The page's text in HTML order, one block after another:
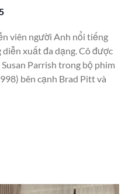
viên người Anh nổi tiếng
xuất đa dạng. Cô được
Parrish trong bộ phim
bên cạnh Brad Pitt và